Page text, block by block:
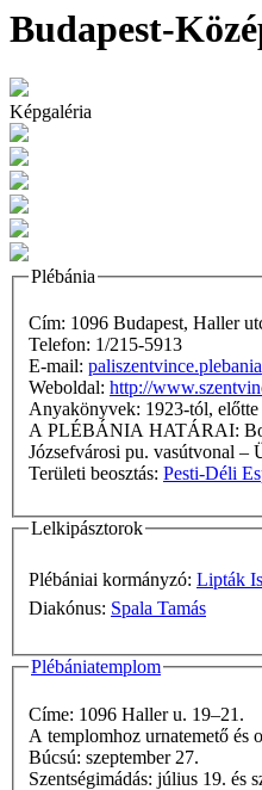
Budapest-
Képgaléria
Plébánia
Cím: 1096 Budapest, Haller
Telefon: 1/215-5913
E-mail:
Weboldal: http://
Anyakönyvek:
A PLÉBÁNIA HATÁRAI: Bokréta u. – Ipar u. – Ipar u. vonala – Duna – Ráckevei-Duna – kerülethatár – Határ u.–Jókai Mór u. saroktól a Külső Mester u. vonalában húzott egyenes – Ferencvárosi pu.–
Józsefvárosi pu. vasútvonal –
Területi beosztás: Pesti-Déli
Lelkipásztorok
Plébániai kormányzó: Lipták
Diakónus: Spala Tamás
Plébániatemplom
Címe: 1096 Haller u. 19–21.
A templomhoz urnatemető és
Búcsú: szeptember 27.
Szentségimádás: